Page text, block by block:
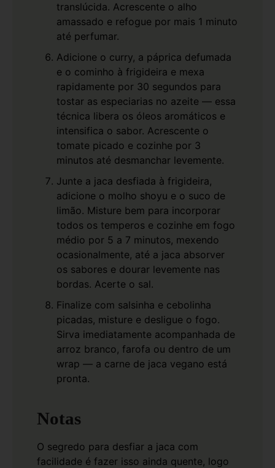
translúcida. Acrescente o alho
amassado e refogue por mais 1 minuto
até perfumar.
Adicione o curry, a páprica defumada
e o cominho à frigideira e mexa
rapidamente por 30 segundos para
tostar as especiarias no azeite — essa
técnica libera os óleos aromáticos e
intensifica o sabor. Acrescente o
tomate picado e cozinhe por 3
minutos até desmanchar levemente.
Junte a jaca desfiada à frigideira,
adicione o molho shoyu e o suco de
limão. Misture bem para incorporar
todos os temperos e cozinhe em fogo
médio por 5 a 7 minutos, mexendo
ocasionalmente, até a jaca absorver
os sabores e dourar levemente nas
bordas. Acerte o sal.
Finalize com salsinha e cebolinha
picadas, misture e desligue o fogo.
Sirva imediatamente acompanhada de
arroz branco, farofa ou dentro de um
wrap — a carne de jaca vegano está
pronta.
Notas
O segredo para desfiar a jaca com
facilidade é fazer isso ainda quente, logo